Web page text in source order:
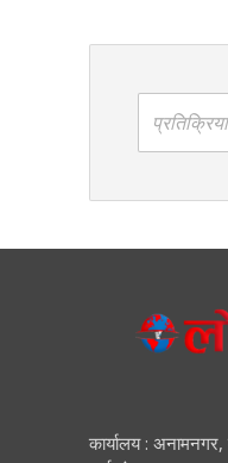
कार्यालय : अनामनगर,